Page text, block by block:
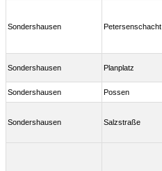
Sondershausen Petersenschacht
Sondershausen Planplatz
Sondershausen Possen
Sondershausen Salzstraße